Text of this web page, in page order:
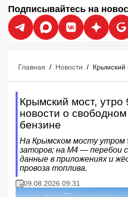
Подписывайтесь на
Главная / Новости /
Крымский мост, утро
новости о
бензине
На Крымском мосту утром
заторов; на М4 — перебои
данные в приложениях и
провоза топлива.
09.08.2026 09:31